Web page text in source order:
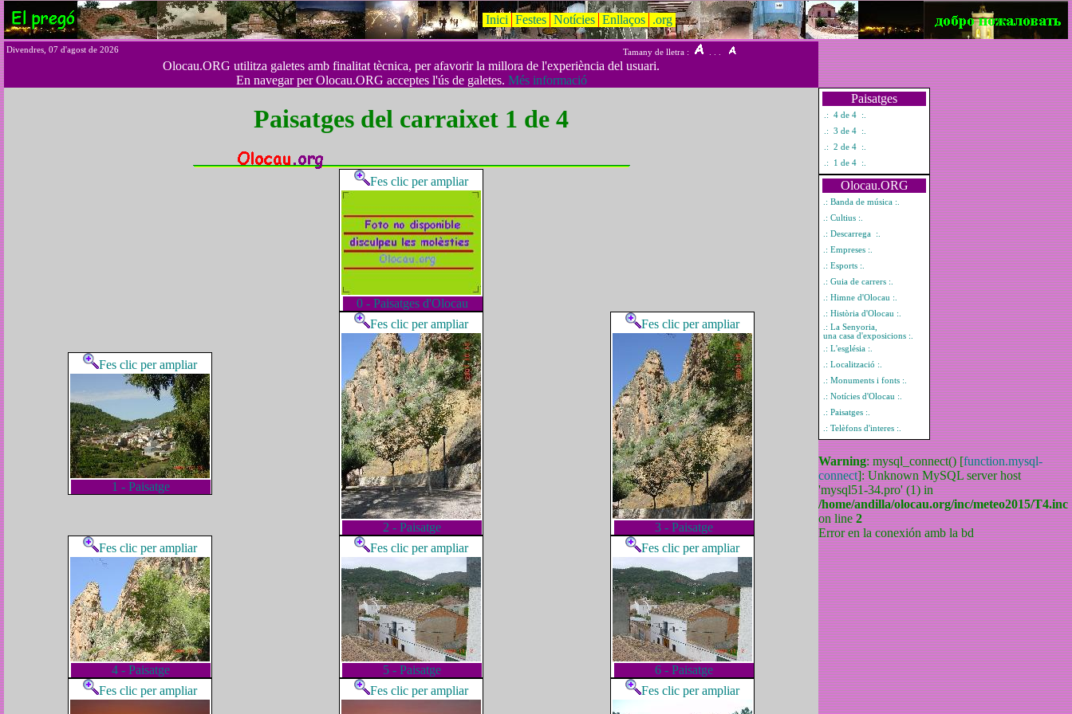
Inici Festes Notícies Enllaços .org
Divendres, 07 d'agost de 2026 Tamany de lletra :
Olocau.ORG utilitza galetes amb finalitat tècnica, per afavorir la millora de l'experiència del usuari.
En navegar per Olocau.ORG acceptes l'ús de galetes. Més informació
Paisatges del carraixet 1 de 4
Fes clic per ampliar
0 - Paisatges d'Olocau
Fes clic per ampliar
1 - Paisatge
Fes clic per ampliar
2 - Paisatge
Fes clic per ampliar
3 - Paisatge
Fes clic per ampliar
4 - Paisatge
Fes clic per ampliar
5 - Paisatge
Fes clic per ampliar
6 - Paisatge
Fes clic per ampliar
Fes clic per ampliar Fes clic per ampliar
Paisatges
.: 4 de 4 :.
.: 3 de 4 :.
.: 2 de 4 :.
.: 1 de 4 :.
Olocau.ORG
.: Banda de música :.
.: Cultius :.
.: Descarrega :.
.: Empreses :.
.: Esports :.
.: Guia de carrers :.
.: Himne d'Olocau :.
.: Història d'Olocau :.
.: La Senyoria,
una casa d'exposicions :.
.: L'església :.
.: Localització :.
.: Monuments i fonts :.
.: Notícies d'Olocau :.
.: Paisatges :.
.: Telèfons d'interes :.
Warning: mysql_connect() [function.mysql-
connect]: Unknown MySQL server host
'mysql51-34.pro' (1) in
/home/andilla/olocau.org/inc/meteo2015/T4.inc
on line2
Error en la conexión amb la bd